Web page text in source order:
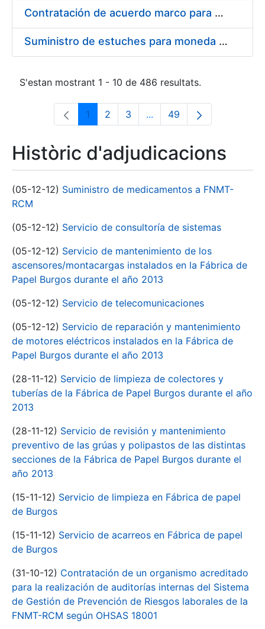
Contratación de acuerdo marco para el Suministro de Material de Electricidad para la Fábrica Nacional de Moneda y Timbre-Real Casa de la Moneda en su centro de trabajo de Burgos
Suministro de estuches para moneda de 30 €
S'estan mostrant 1 - 10 de 486 resultats.
Pàgina
1 Pàgina
2 Pàgina
3 ...Pàgines intermèdies
Pàgina
49
Històric d'adjudicacions
(05-12-12) Suministro de medicamentos a FNMT-
RCM
(05-12-12) Servicio de consultoría de sistemas
(05-12-12) Servicio de mantenimiento de los
ascensores/montacargas instalados en la Fábrica de
Papel Burgos durante el año 2013
(05-12-12) Servicio de telecomunicaciones
(05-12-12) Servicio de reparación y mantenimiento
de motores eléctricos instalados en la Fábrica de
Papel Burgos durante el año 2013
(28-11-12) Servicio de limpieza de colectores y
tuberías de la Fábrica de Papel Burgos durante el año
2013
(28-11-12) Servicio de revisión y mantenimiento
preventivo de las grúas y polipastos de las distintas
secciones de la Fábrica de Papel Burgos durante el
año 2013
(15-11-12) Servicio de limpieza en Fábrica de papel
de Burgos
(15-11-12) Servicio de acarreos en Fábrica de papel
de Burgos
(31-10-12) Contratación de un organismo acreditado
para la realización de auditorías internas del Sistema
de Gestión de Prevención de Riesgos laborales de la
FNMT-RCM según OHSAS 18001